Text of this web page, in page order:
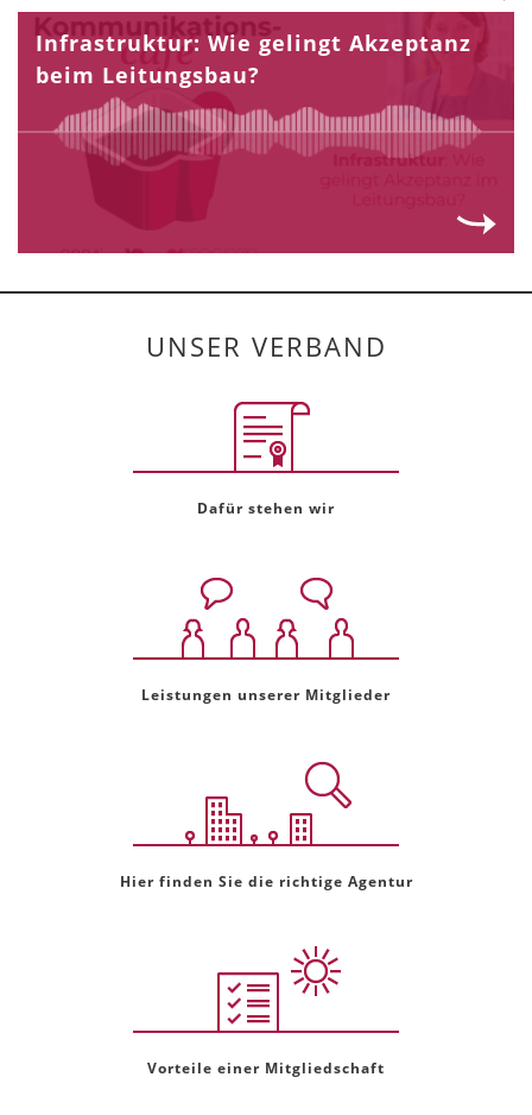
Infrastruktur: Wie gelingt Akzeptanz
beim Leitungsbau?
UNSER VERBAND
Dafür stehen wir
Leistungen unserer Mitglieder
Hier finden Sie die richtige Agentur
Vorteile einer Mitgliedschaft